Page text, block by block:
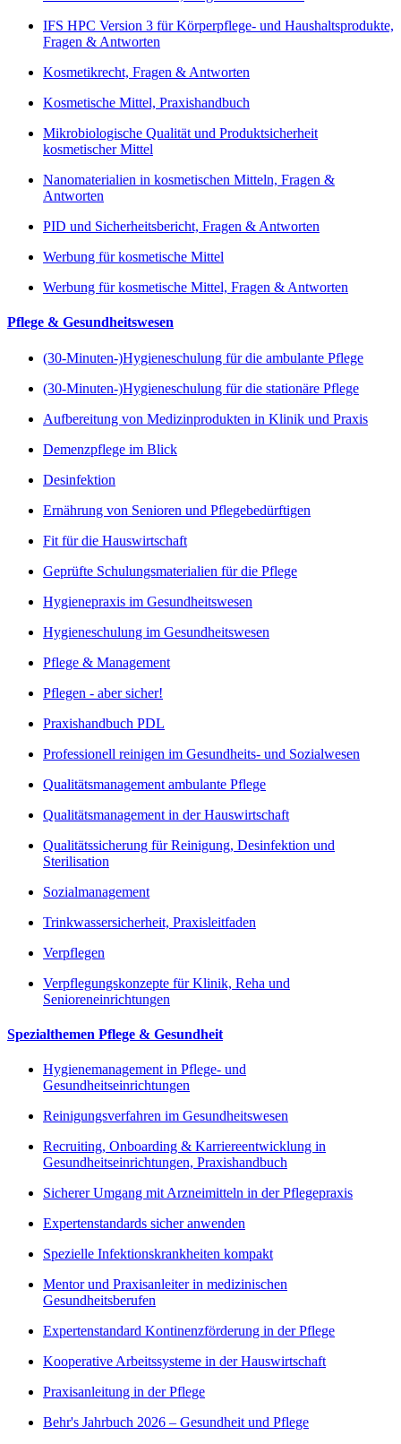
IFS HPC Version 3 für Körperpflege- und Haushaltsprodukte,
Fragen & Antworten
Kosmetikrecht, Fragen & Antworten
Kosmetische Mittel, Praxishandbuch
Mikrobiologische Qualität und Produktsicherheit
kosmetischer Mittel
Nanomaterialien in kosmetischen Mitteln, Fragen &
Antworten
PID und Sicherheitsbericht, Fragen & Antworten
Werbung für kosmetische Mittel
Werbung für kosmetische Mittel, Fragen & Antworten
Pflege & Gesundheitswesen
(30-Minuten-)Hygieneschulung für die ambulante Pflege
(30-Minuten-)Hygieneschulung für die stationäre Pflege
Aufbereitung von Medizinprodukten in Klinik und Praxis
Demenzpflege im Blick
Desinfektion
Ernährung von Senioren und Pflegebedürftigen
Fit für die Hauswirtschaft
Geprüfte Schulungsmaterialien für die Pflege
Hygienepraxis im Gesundheitswesen
Hygieneschulung im Gesundheitswesen
Pflege & Management
Pflegen - aber sicher!
Praxishandbuch PDL
Professionell reinigen im Gesundheits- und Sozialwesen
Qualitätsmanagement ambulante Pflege
Qualitätsmanagement in der Hauswirtschaft
Qualitätssicherung für Reinigung, Desinfektion und
Sterilisation
Sozialmanagement
Trinkwassersicherheit, Praxisleitfaden
Verpflegen
Verpflegungskonzepte für Klinik, Reha und
Senioreneinrichtungen
Spezialthemen Pflege & Gesundheit
Hygienemanagement in Pflege- und
Gesundheitseinrichtungen
Reinigungsverfahren im Gesundheitswesen
Recruiting, Onboarding & Karriereentwicklung in
Gesundheitseinrichtungen, Praxishandbuch
Sicherer Umgang mit Arzneimitteln in der Pflegepraxis
Expertenstandards sicher anwenden
Spezielle Infektionskrankheiten kompakt
Mentor und Praxisanleiter in medizinischen
Gesundheitsberufen
Expertenstandard Kontinenzförderung in der Pflege
Kooperative Arbeitssysteme in der Hauswirtschaft
Praxisanleitung in der Pflege
Behr's Jahrbuch 2026 – Gesundheit und Pflege